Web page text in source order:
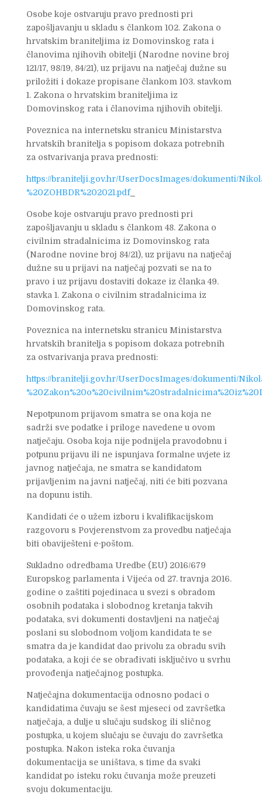
Osobe koje ostvaruju pravo prednosti pri
zapošljavanju u skladu s člankom 102. Zakona o
hrvatskim braniteljima iz Domovinskog rata i
članovima njihovih obitelji (Narodne novine broj
121/17, 98/19, 84/21), uz prijavu na natječaj dužne su
priložiti i dokaze propisane člankom 103. stavkom
1. Zakona o hrvatskim braniteljima iz
Domovinskog rata i članovima njihovih obitelji.
Poveznica na internetsku stranicu Ministarstva
hrvatskih branitelja s popisom dokaza potrebnih
za ostvarivanja prava prednosti:
https://branitelji.gov.hr/UserDocsImages/dokumenti/
%20ZOHBDR%202021.pdf
Osobe koje ostvaruju pravo prednosti pri
zapošljavanju u skladu s člankom 48. Zakona o
civilnim stradalnicima iz Domovinskog rata
(Narodne novine broj 84/21), uz prijavu na natječaj
dužne su u prijavi na natječaj pozvati se na to
pravo i uz prijavu dostaviti dokaze iz članka 49.
stavka 1. Zakona o civilnim stradalnicima iz
Domovinskog rata.
Poveznica na internetsku stranicu Ministarstva
hrvatskih branitelja s popisom dokaza potrebnih
za ostvarivanja prava prednosti:
https://branitelji.gov.hr/UserDocsImages/dokumenti/
Nepotpunom prijavom smatra se ona koja ne
sadrži sve podatke i priloge navedene u ovom
natječaju. Osoba koja nije podnijela pravodobnu i
potpunu prijavu ili ne ispunjava formalne uvjete iz
javnog natječaja, ne smatra se kandidatom
prijavljenim na javni natječaj, niti će biti pozvana
na dopunu istih.
Kandidati će o užem izboru i kvalifikacijskom
razgovoru s Povjerenstvom za provedbu natječaja
biti obaviješteni e-poštom.
Sukladno odredbama Uredbe (EU) 2016/679
Europskog parlamenta i Vijeća od 27. travnja 2016.
godine o zaštiti pojedinaca u svezi s obradom
osobnih podataka i slobodnog kretanja takvih
podataka, svi dokumenti dostavljeni na natječaj
poslani su slobodnom voljom kandidata te se
smatra da je kandidat dao privolu za obradu svih
podataka, a koji će se obrađivati isključivo u svrhu
provođenja natječajnog postupka.
Natječajna dokumentacija odnosno podaci o
kandidatima čuvaju se šest mjeseci od završetka
natječaja, a dulje u slučaju sudskog ili sličnog
postupka, u kojem slučaju se čuvaju do završetka
postupka. Nakon isteka roka čuvanja
dokumentacija se uništava, s time da svaki
kandidat po isteku roku čuvanja može preuzeti
svoju dokumentaciju.